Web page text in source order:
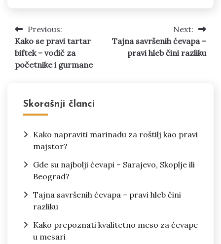
Kretanje
članka
Previous:
Kako se pravi tartar
biftek – vodič za
početnike i gurmane
Next:
Tajna savršenih ćevapa –
pravi hleb čini razliku
Skorašnji članci
Kako napraviti marinadu za roštilj kao pravi
majstor?
Gde su najbolji ćevapi – Sarajevo, Skoplje ili
Beograd?
Tajna savršenih ćevapa – pravi hleb čini
razliku
Kako prepoznati kvalitetno meso za ćevape
u mesari